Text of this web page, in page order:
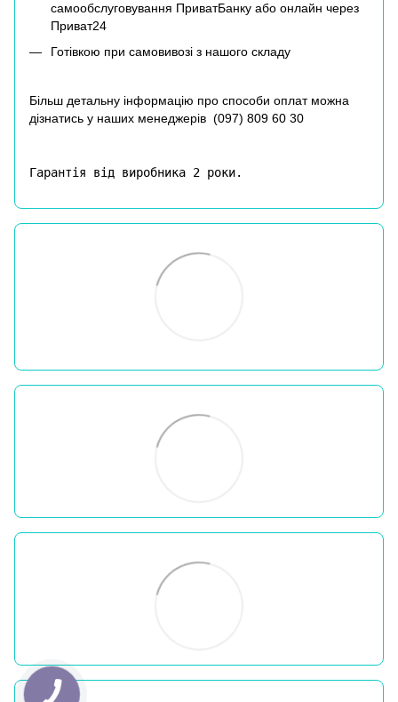
самообслуговування ПриватБанку або онлайн через
Приват24
Готівкою при самовивозі з нашого складу
Більш детальну інформацію про способи оплат можна
дізнатись у наших менеджерів (097) 809 60 30
Гарантія від виробника 2 роки.